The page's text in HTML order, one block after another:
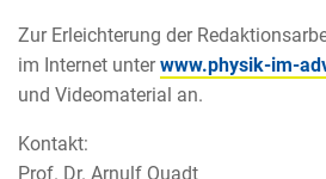
Zur Erleichterung der
im Internet unterwww.physik-im-
und Videomaterial an.
Kontakt:
Prof. Dr. Arnulf Quadt